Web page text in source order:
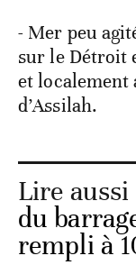
- Mer peu
sur le Détroit
et localement
d’Assilah.
Lire aussi
du
rempli à